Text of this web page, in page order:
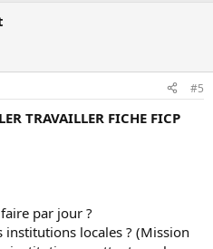
#5
TRAVAILLER FICHE FICP
par jour ?
institutions locales ? (Mission